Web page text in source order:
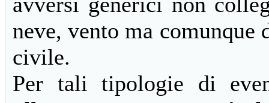
neve, vento ma
civile.
Per tali tipologie di